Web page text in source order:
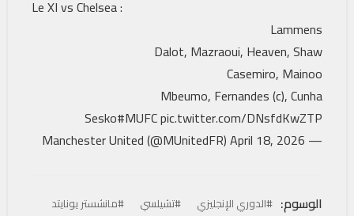
Le XI vs Chelsea :
Lammens
Dalot, Mazraoui, Heaven, Shaw
Casemiro, Mainoo
Mbeumo, Fernandes (c), Cunha
Sesko#MUFCpic.twitter.com/DNsfdKwZTP
— Manchester United (@MUnitedFR)
April 18, 2026
الوسوم: #الدوري الإنجليزي #تشيلسي #مانشستر يونايتد